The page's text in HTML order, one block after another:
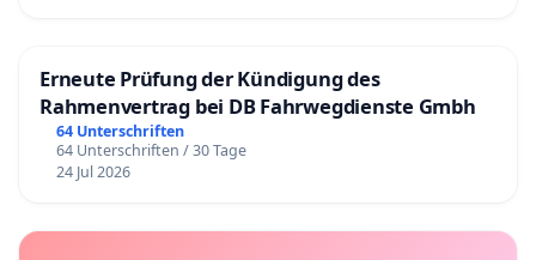
Erneute Prüfung der Kündigung des
Rahmenvertrag bei DB Fahrwegdienste Gmbh
64 Unterschriften
64 Unterschriften / 30 Tage
24 Jul 2026